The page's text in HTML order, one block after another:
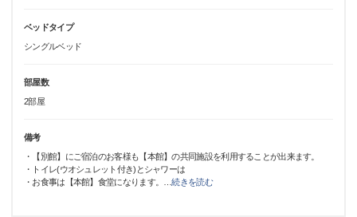
ベッドタイプ
シングルベッド
部屋数
2部屋
備考
・【別館】にご宿泊のお客様も【本館】の共同施設を利用することが出来ます。
・トイレ(ウオシュレット付き)とシャワーは
・お食事は【本館】食堂になります。
…続きを読む